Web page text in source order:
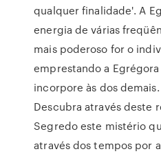
qualquer finalidade'. A
energia de várias
mais poderoso for o
emprestando a
incorpore às dos
Descubra através deste
Segredo este mistério
através dos tempos por